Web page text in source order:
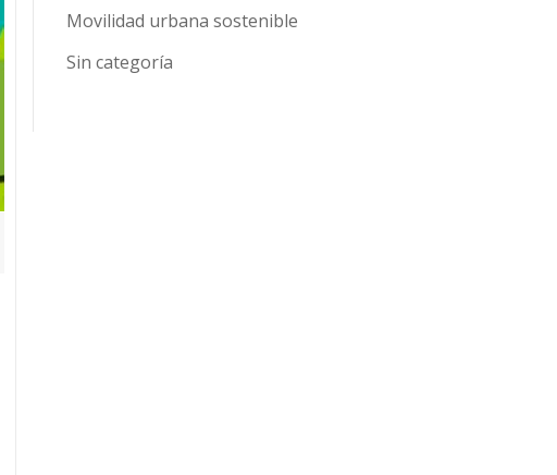
Movilidad urbana sostenible
Sin categoría